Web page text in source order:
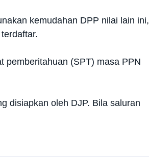
kemudahan DPP nilai lain ini,
pemberitahuan (SPT) masa PPN
disiapkan oleh DJP. Bila saluran